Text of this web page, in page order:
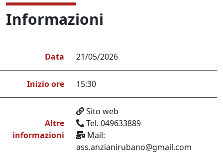
Informazioni
Data 21/05/2026
Inizio ore 15:30
Altre
informazioni
Sito web
Tel. 049633889
Mail:
ass.anzianirubano@gmail.com